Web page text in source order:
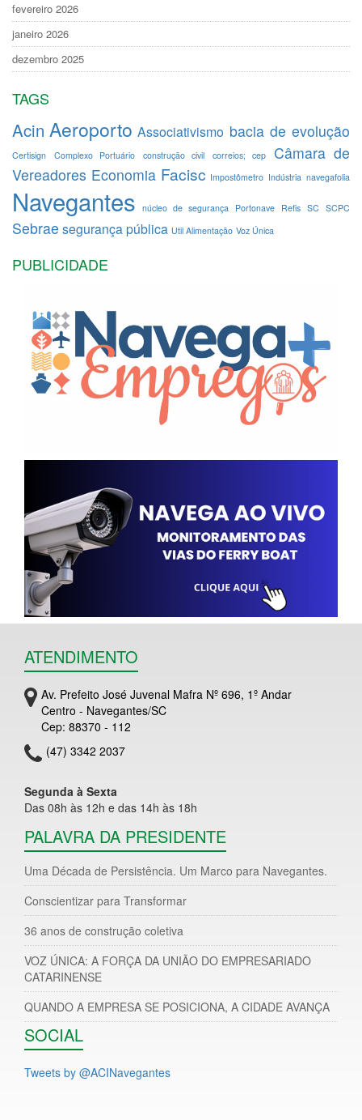
fevereiro 2026
janeiro 2026
dezembro 2025
TAGS
Acin Aeroporto Associativismo bacia de evolução
Certisign Complexo Portuário construção civil correios; cep
Câmara de
Vereadores Economia Facisc Impostômetro Indústria navegafolia
Navegantes núcleo de segurança Portonave Refis SC SCPC
Sebrae segurança pública Util Alimentação Voz Única
PUBLICIDADE
ATENDIMENTO
Av. Prefeito José Juvenal Mafra Nº 696, 1º Andar
Centro - Navegantes/SC
Cep: 88370 - 112
(47) 3342 2037
Segunda à Sexta
Das 08h às 12h e das 14h às 18h
PALAVRA DA PRESIDENTE
Uma Década de Persistência. Um Marco para Navegantes.
Conscientizar para Transformar
36 anos de construção coletiva
VOZ ÚNICA: A FORÇA DA UNIÃO DO EMPRESARIADO
CATARINENSE
QUANDO A EMPRESA SE POSICIONA, A CIDADE AVANÇA
SOCIAL
Tweets by @ACINavegantes